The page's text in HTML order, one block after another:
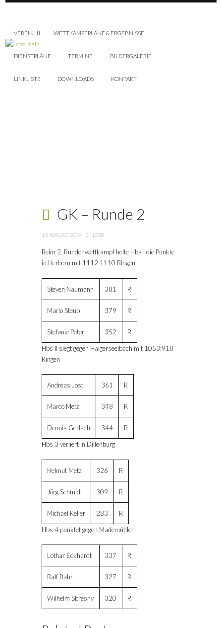
VEREIN WETTKAMPFPLÄNE & ERGEBNISSE
DIENSTPLÄNE TERMINE BILDERGALERIE
LINKLISTE DOWNLOADS KONTAKT
GK – Runde 2
13. AUGUST 2019 1238
Beim 2. Rundenwettkampf holte Hbs I die Punkte
in Herborn mit 1112:1110 Ringen.
Steven Naumann 381 R
Mario Steup 379 R
Stefanie Peter 352 R
Hbs II siegt gegen Haigerseelbach mit 1053:918
Ringen
Andreas Jost 361 R
Marco Metz 348 R
Dennis Gerlach 344 R
Hbs 3 verliert in Dillenburg
Helmut Metz 326 R
Jörg Schmidt 309 R
Michael Keller 283 R
Hbs 4 punktet gegen Mademühlen
Lothar Eckhardt 337 R
Ralf Bahr 327 R
Wilhelm Sbresny 320 R